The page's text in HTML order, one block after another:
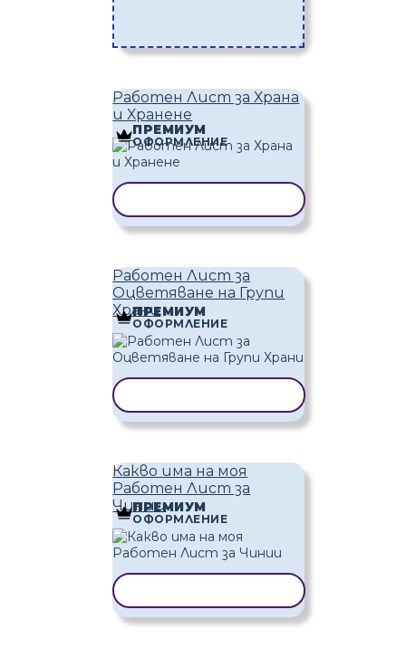
Работен Лист за Храна
и Хранене
ПРЕМИУМ
ОФОРМЛЕНИЕ
Работен Лист за
Оцветяване на Групи
Храни
ПРЕМИУМ
ОФОРМЛЕНИЕ
Какво има на моя
Работен Лист за
Чинии
ПРЕМИУМ
ОФОРМЛЕНИЕ